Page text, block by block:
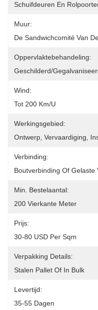
Schuifdeuren En
Muur:
De Sandwichcomité Van
Oppervlaktebehandeling:
Geschilderd/
Wind:
Tot 200 Km/u
Werkingsgebied:
Ontwerp, Vervaardiging,
Verbinding:
Boutverbinding Of Gelaste
Min. Bestelaantal:
200 Vierkante Meter
Prijs:
30-80 USD Per Sqm
Verpakking Details:
Stalen Pallet Of In Bulk
Levertijd:
35-55 Dagen